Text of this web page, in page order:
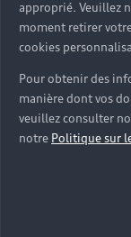
approprié. Veuillez
moment retirer
cookies
Pour obtenir des
manière dont vos
veuillez consulter
notre Politique sur